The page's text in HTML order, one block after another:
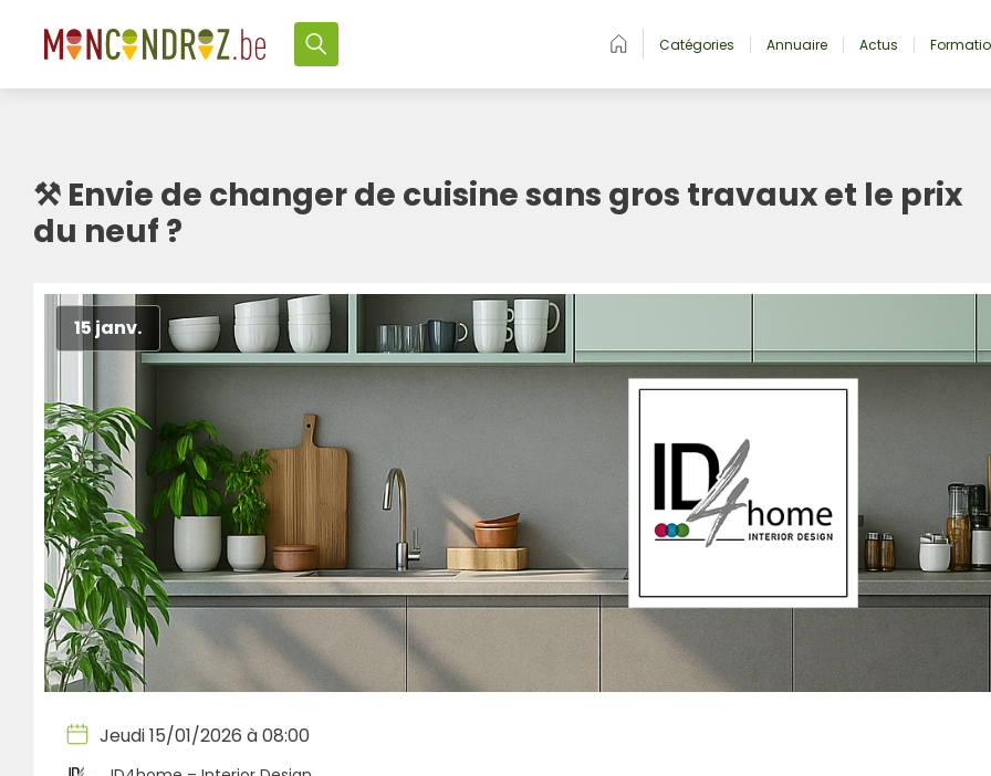
Catégories Annuaire Actus
⚒ Envie de changer de cuisine sans gros travaux et le prix
du neuf ?
15 janv.
Jeudi 15/01/2026 à 08:00